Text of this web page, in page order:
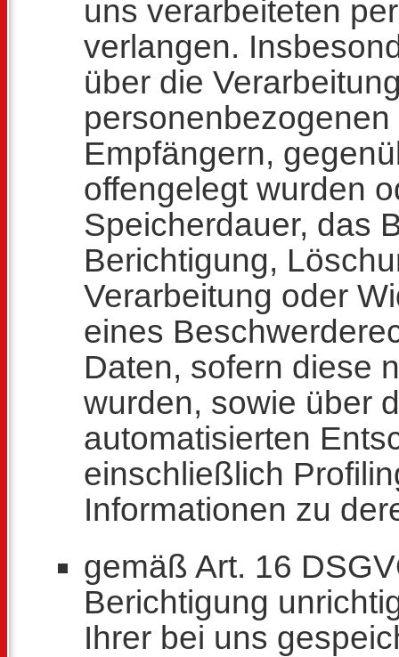
uns verarbeiteten
verlangen.
über die
Empfängern,
offengelegt wurden
Speicherdauer, das
Berichtigung,
Verarbeitung oder
eines
Daten, sofern diese
wurden, sowie über
automatisierten
einschließlich
Informationen zu
gemäß Art. 16
Berichtigung
Ihrer bei uns